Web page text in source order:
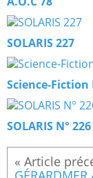
SOLARIS 227
Science-Fiction
SOLARIS N° 226